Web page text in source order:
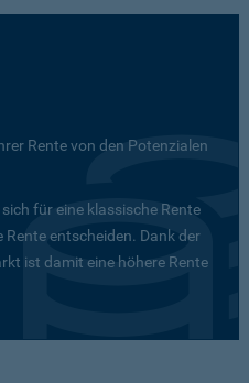
Rente von den Potenzialen
für eine klassische Rente
entscheiden. Dank der
ist damit eine höhere Rente